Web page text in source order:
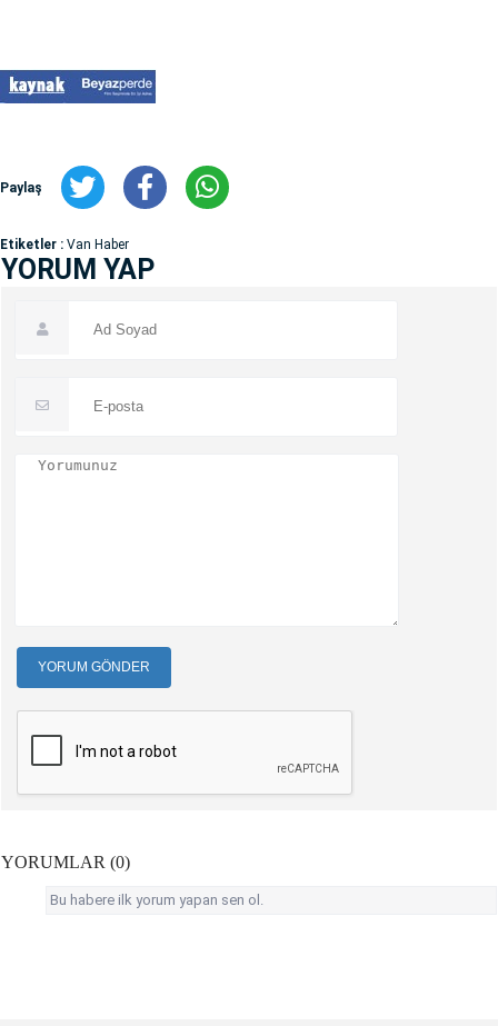
Paylaş
Etiketler : Van Haber
YORUM YAP
YORUM GÖNDER
YORUMLAR (0)
Bu habere ilk yorum yapan sen ol.